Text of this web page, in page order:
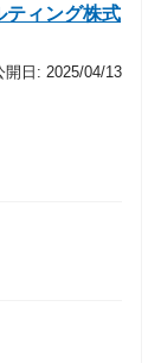
ティング株式
開日: 2025/04/13